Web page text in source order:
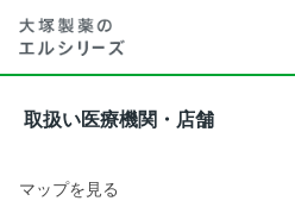
取扱い医療機関・店舗
マップを見る